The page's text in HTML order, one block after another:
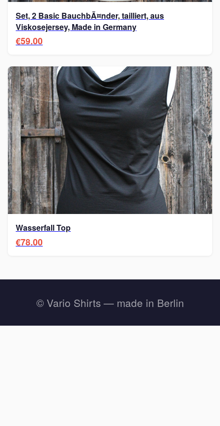
Set, 2 Basic BauchbÃ¤nder, tailliert, aus
Viskosejersey, Made in Germany
€59.00
Wasserfall Top
€78.00
© Vario Shirts — made in Berlin